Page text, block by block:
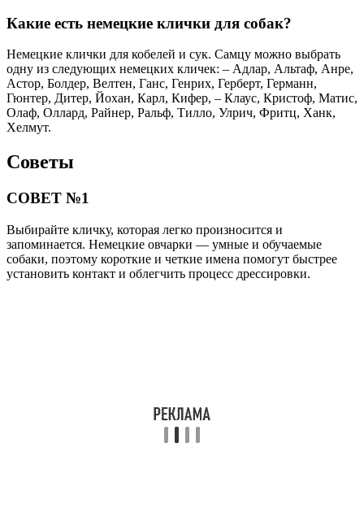
Какие есть немецкие клички для собак?
Немецкие клички для кобелей и сук. Самцу можно выбрать
одну из следующих немецких кличек: – Адлар, Альтаф, Анре,
Астор, Болдер, Велтен, Ганс, Генрих, Герберт, Германн,
Гюнтер, Дитер, Йохан, Карл, Кифер, – Клаус, Кристоф, Матис,
Олаф, Оллард, Райнер, Ральф, Тилло, Улрич, Фритц, Ханк,
Хелмут.
Советы
СОВЕТ №1
Выбирайте кличку, которая легко произносится и
запоминается. Немецкие овчарки — умные и обучаемые
собаки, поэтому короткие и четкие имена помогут быстрее
установить контакт и облегчить процесс дрессировки.